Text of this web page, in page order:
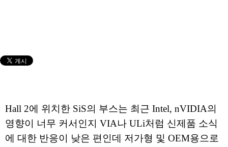
Hall 2에 위치한 SiS의 부스는 최근 Intel, nVIDIA의
영향이 너무 커서인지 VIA나 ULi처럼 신제품 소식
에 대한 반응이 낮은 편인데 저가형 및 OEM용으로